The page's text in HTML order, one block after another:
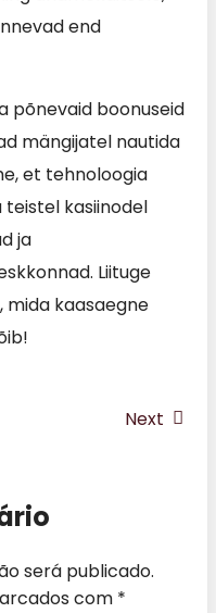
end
põnevaid boonuseid
mängijatel nautida
et tehnoloogia
teistel kasiinodel
ja
Liituge
mida kaasaegne
Next
será publicado.
com *